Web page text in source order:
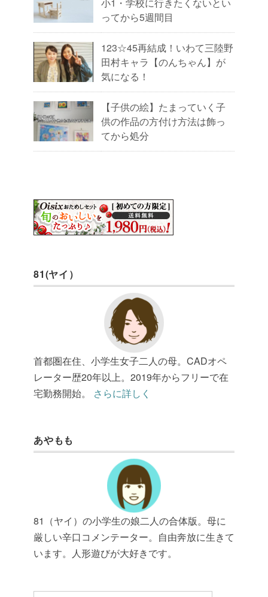
ってから5週間目
123☆45再結成！いわて三陸野
田村キャラ【のんちゃん】が
気になる！
【子供の絵】たまっていく子
供の作品の方付け方法は飾っ
てから処分
81(ヤイ）
首都圏在住、小学生女子二人の母。CADオペ
レーター歴20年以上。2019年からフリーで在
宅勤務開始。 さらに詳しく
あやもも
81（ヤイ）の小学生の娘二人の合体版。母に
厳しい辛口コメンテーター。自由奔放に生きて
います。人形遊びが大好きです。